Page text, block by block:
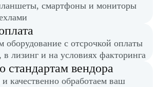
смартфоны и мониторы
оборудование с отсрочкой оплаты
в лизинг и на условиях факторинга
стандартам вендора
качественно обработаем ваш